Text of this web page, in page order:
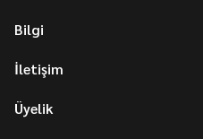
Bilgi
İletişim
Üyelik